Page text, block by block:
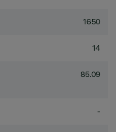
1650
14
85.09
-